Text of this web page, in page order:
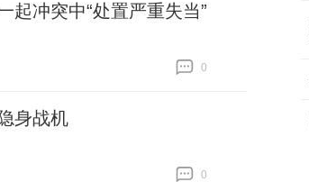
起冲突中“处置严重失当”
0
身战机
0